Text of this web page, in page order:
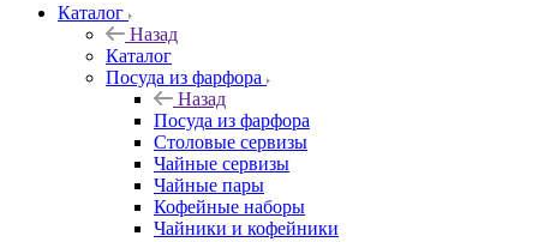
Каталог
Назад
Каталог
Посуда из фарфора
Назад
Посуда из фарфора
Столовые сервизы
Чайные сервизы
Чайные пары
Кофейные наборы
Чайники и кофейники